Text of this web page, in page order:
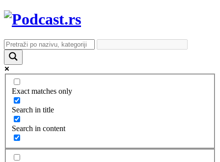
Exact matches only
Search in title
Search in content